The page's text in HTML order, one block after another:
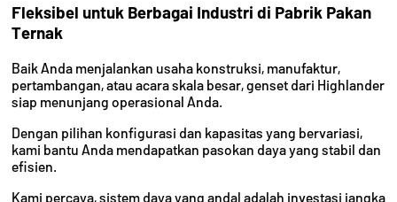
Fleksibel untuk Berbagai Industri di Pabrik Pakan
Ternak
Baik Anda menjalankan usaha konstruksi, manufaktur,
pertambangan, atau acara skala besar, genset dari Highlander
siap menunjang operasional Anda.
Dengan pilihan konfigurasi dan kapasitas yang bervariasi,
kami bantu Anda mendapatkan pasokan daya yang stabil dan
efisien.
Kami percaya, sistem daya yang andal adalah investasi jangka